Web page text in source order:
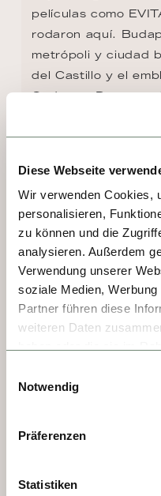
Diese Webseite
Wir verwenden Cookies,
personalisieren,
zu können und die
analysieren. Außerdem
Verwendung unserer
soziale Medien,
Partner führen diese
weiteren Daten
Notwendig
Präferenzen
Statistiken
películas como
rodaron aquí.
metrópoli y ciudad
del Castillo y el
Cadenas.
pastel en
el Laberinto, que
Tepes de
historia y en los
Drácula. ¡Aquí hay
experimentar!
DÍA 3 -